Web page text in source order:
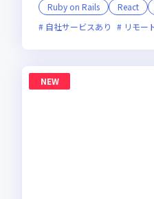
Ruby on Rails
React
自社サービスあり
リモー
NEW